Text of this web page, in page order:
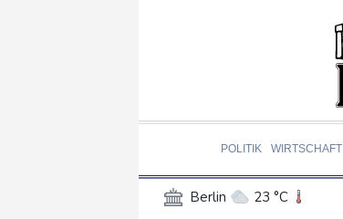
POLITIK WIRTSCHAFT
Berlin 23 °C